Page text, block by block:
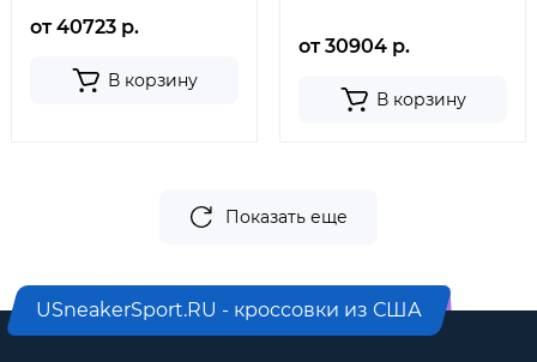
от 40723 р.
В корзину
от 30904 р.
В корзину
Показать еще
USneakerSport.RU - кроссовки из США